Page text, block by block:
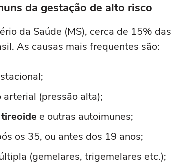
da gestação de alto risco
da Saúde (MS), cerca de 15%
As causas mais frequentes são:
(pressão alta);
tireoide e outras autoimunes;
os 35, ou antes dos 19 anos;
(gemelares, trigemelares etc.);